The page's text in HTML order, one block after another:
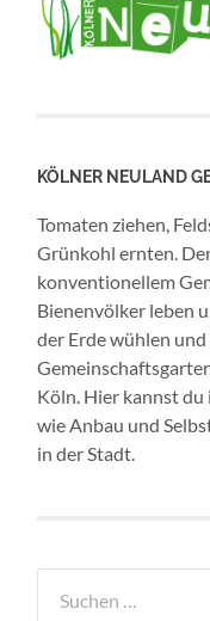
KÖLNER NEULAND
Tomaten ziehen,
Grünkohl ernten.
konventionellem
Bienenvölker leben
der Erde wühlen
Köln. Hier kannst du
wie Anbau und
in der Stadt.
nach: